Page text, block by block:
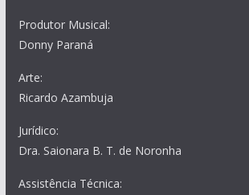
Produtor Musical:
Donny Paraná
Arte:
Ricardo Azambuja
Jurídico:
Dra. Saionara B. T. de Noronha
Assistência Técnica: